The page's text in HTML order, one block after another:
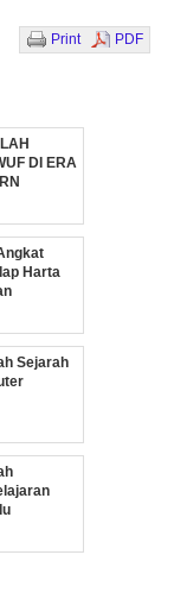
Print PDF
DI ERA
Harta
Sejarah